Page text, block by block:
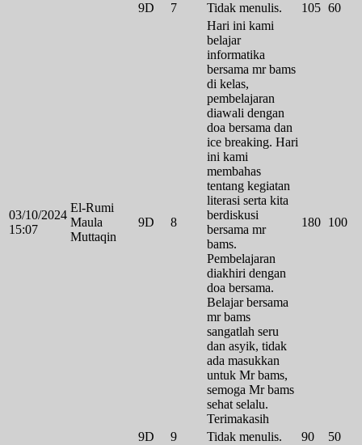
9D
7 Tidak menulis. 105 60
03/10/2024
15:07
El-Rumi
Maula
Muttaqin
9D 8
Hari ini kami
belajar
informatika
bersama mr bams
di kelas,
pembelajaran
diawali dengan
doa bersama dan
ice breaking. Hari
ini kami
membahas
tentang kegiatan
literasi serta kita
berdiskusi
bersama mr
bams.
Pembelajaran
diakhiri dengan
doa bersama.
Belajar bersama
mr bams
sangatlah seru
dan asyik, tidak
ada masukkan
untuk Mr bams,
semoga Mr bams
sehat selalu.
Terimakasih
180 100
9D 9 Tidak menulis. 90
50